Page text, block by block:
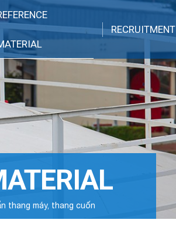
RECRUITMENT
thang máy, thang cuốn